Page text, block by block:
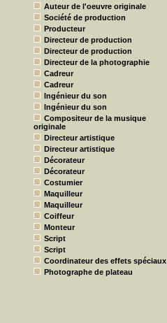
Auteur de l'oeuvre originale
Société de production
Producteur
Directeur de production
Directeur de production
Directeur de la photographie
Cadreur
Cadreur
Ingénieur du son
Ingénieur du son
Compositeur de la musique
originale
Directeur artistique
Directeur artistique
Décorateur
Décorateur
Costumier
Maquilleur
Maquilleur
Coiffeur
Monteur
Script
Script
Coordinateur des effets spéciaux
Photographe de plateau